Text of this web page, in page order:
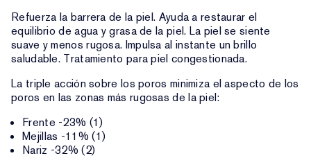
Refuerza la barrera de la piel. Ayuda a restaurar el
equilibrio de agua y grasa de la piel. La piel se siente
suave y menos rugosa. Impulsa al instante un brillo
saludable. Tratamiento para piel congestionada.
La triple acción sobre los poros minimiza el aspecto de los
poros en las zonas más rugosas de la piel:
Frente -23% (1)
Mejillas -11% (1)
Nariz -32% (2)